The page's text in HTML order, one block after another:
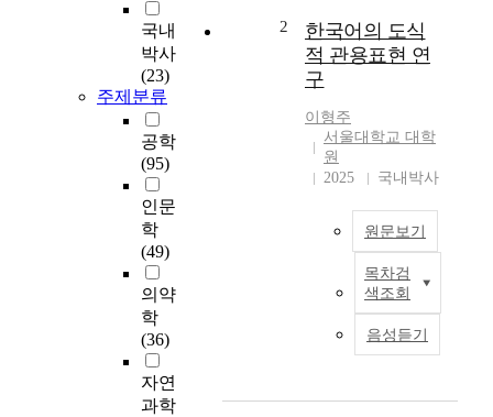
국내
박사
(23)
주제분류
공학
(95)
인문
학
(49)
의약
학
(36)
자연
과학
2
한국어의 도식
적 관용표현 연
구
이형주
서울대학교 대학
원
2025
국내박사
원문보기
목차검
색조회
음성듣기